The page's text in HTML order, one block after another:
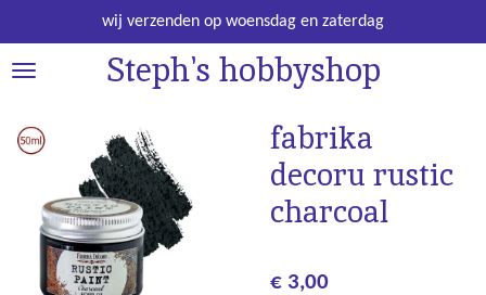
direct
naar
hoofdinhoud
Steph's hobbyshop
wij verzenden op woensdag en zaterdag
fabrika
decoru rustic
charcoal
€ 3,00